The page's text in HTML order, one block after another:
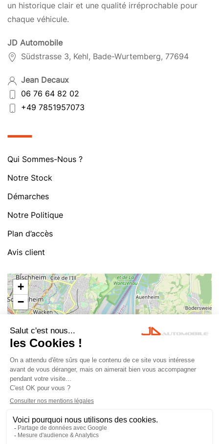
un historique clair et une qualité irréprochable pour
chaque véhicule.
JD Automobile
Südstrasse 3, Kehl, Bade-Wurtemberg, 77694
Jean Decaux
06 76 64 82 02
+49 7851957073
Qui Sommes-Nous ?
Notre Stock
Démarches
Notre Politique
Plan d’accès
Avis client
+
−
Leaflet